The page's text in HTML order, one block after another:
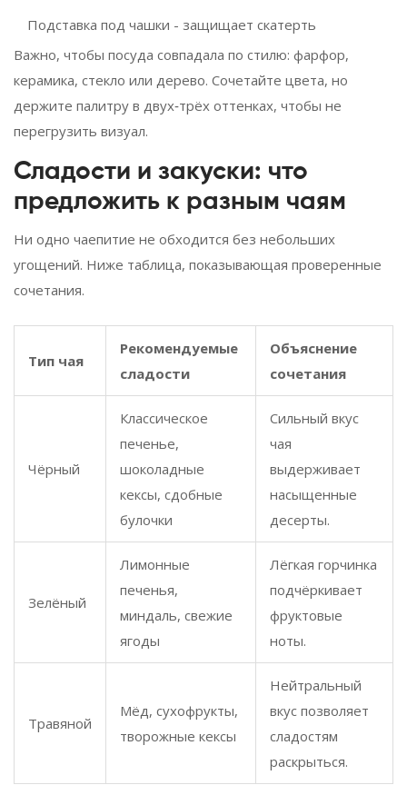
Подставка под чашки - защищает скатерть
Важно, чтобы посуда совпадала по стилю: фарфор,
керамика, стекло или дерево. Сочетайте цвета, но
держите палитру в двух‑трёх оттенках, чтобы не
перегрузить визуал.
Сладости и закуски: что
предложить к разным чаям
Ни одно чаепитие не обходится без небольших
угощений. Ниже таблица, показывающая проверенные
сочетания.
Тип чая
Рекомендуемые
сладости
Объяснение
сочетания
Чёрный
Классическое
печенье,
шоколадные
кексы, сдобные
булочки
Сильный вкус
чая
выдерживает
насыщенные
десерты.
Зелёный
Лимонные
печенья,
миндаль, свежие
ягоды
Лёгкая горчинка
подчёркивает
фруктовые
ноты.
Травяной
Мёд, сухофрукты,
творожные кексы
Нейтральный
вкус позволяет
сладостям
раскрыться.